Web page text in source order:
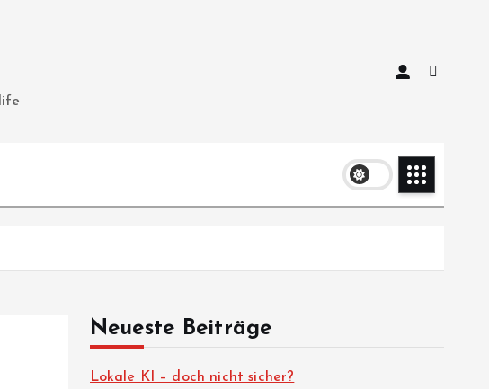
Neueste Beiträge
Lokale KI – doch nicht sicher?